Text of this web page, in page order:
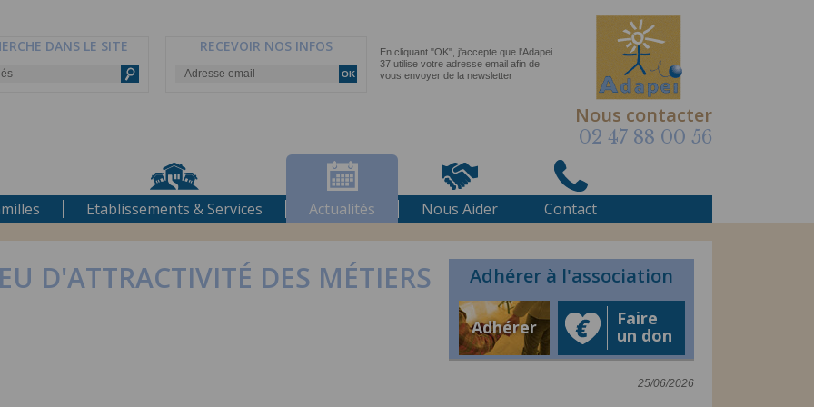
RECEVOIR NOS INFOS
DANS LE SITE
Nous contacter
02 47 88 00 56
Etablissements & Services Actualités Nous Aider Contact
D'ATTRACTIVITÉ DES MÉTIERS
25/06/2026
Adhérer à l'association
Adhérer Faire
un don